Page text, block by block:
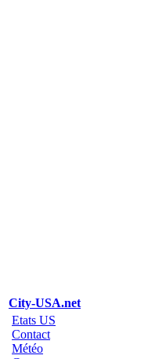
City-USA.net
Etats US
Contact
Météo